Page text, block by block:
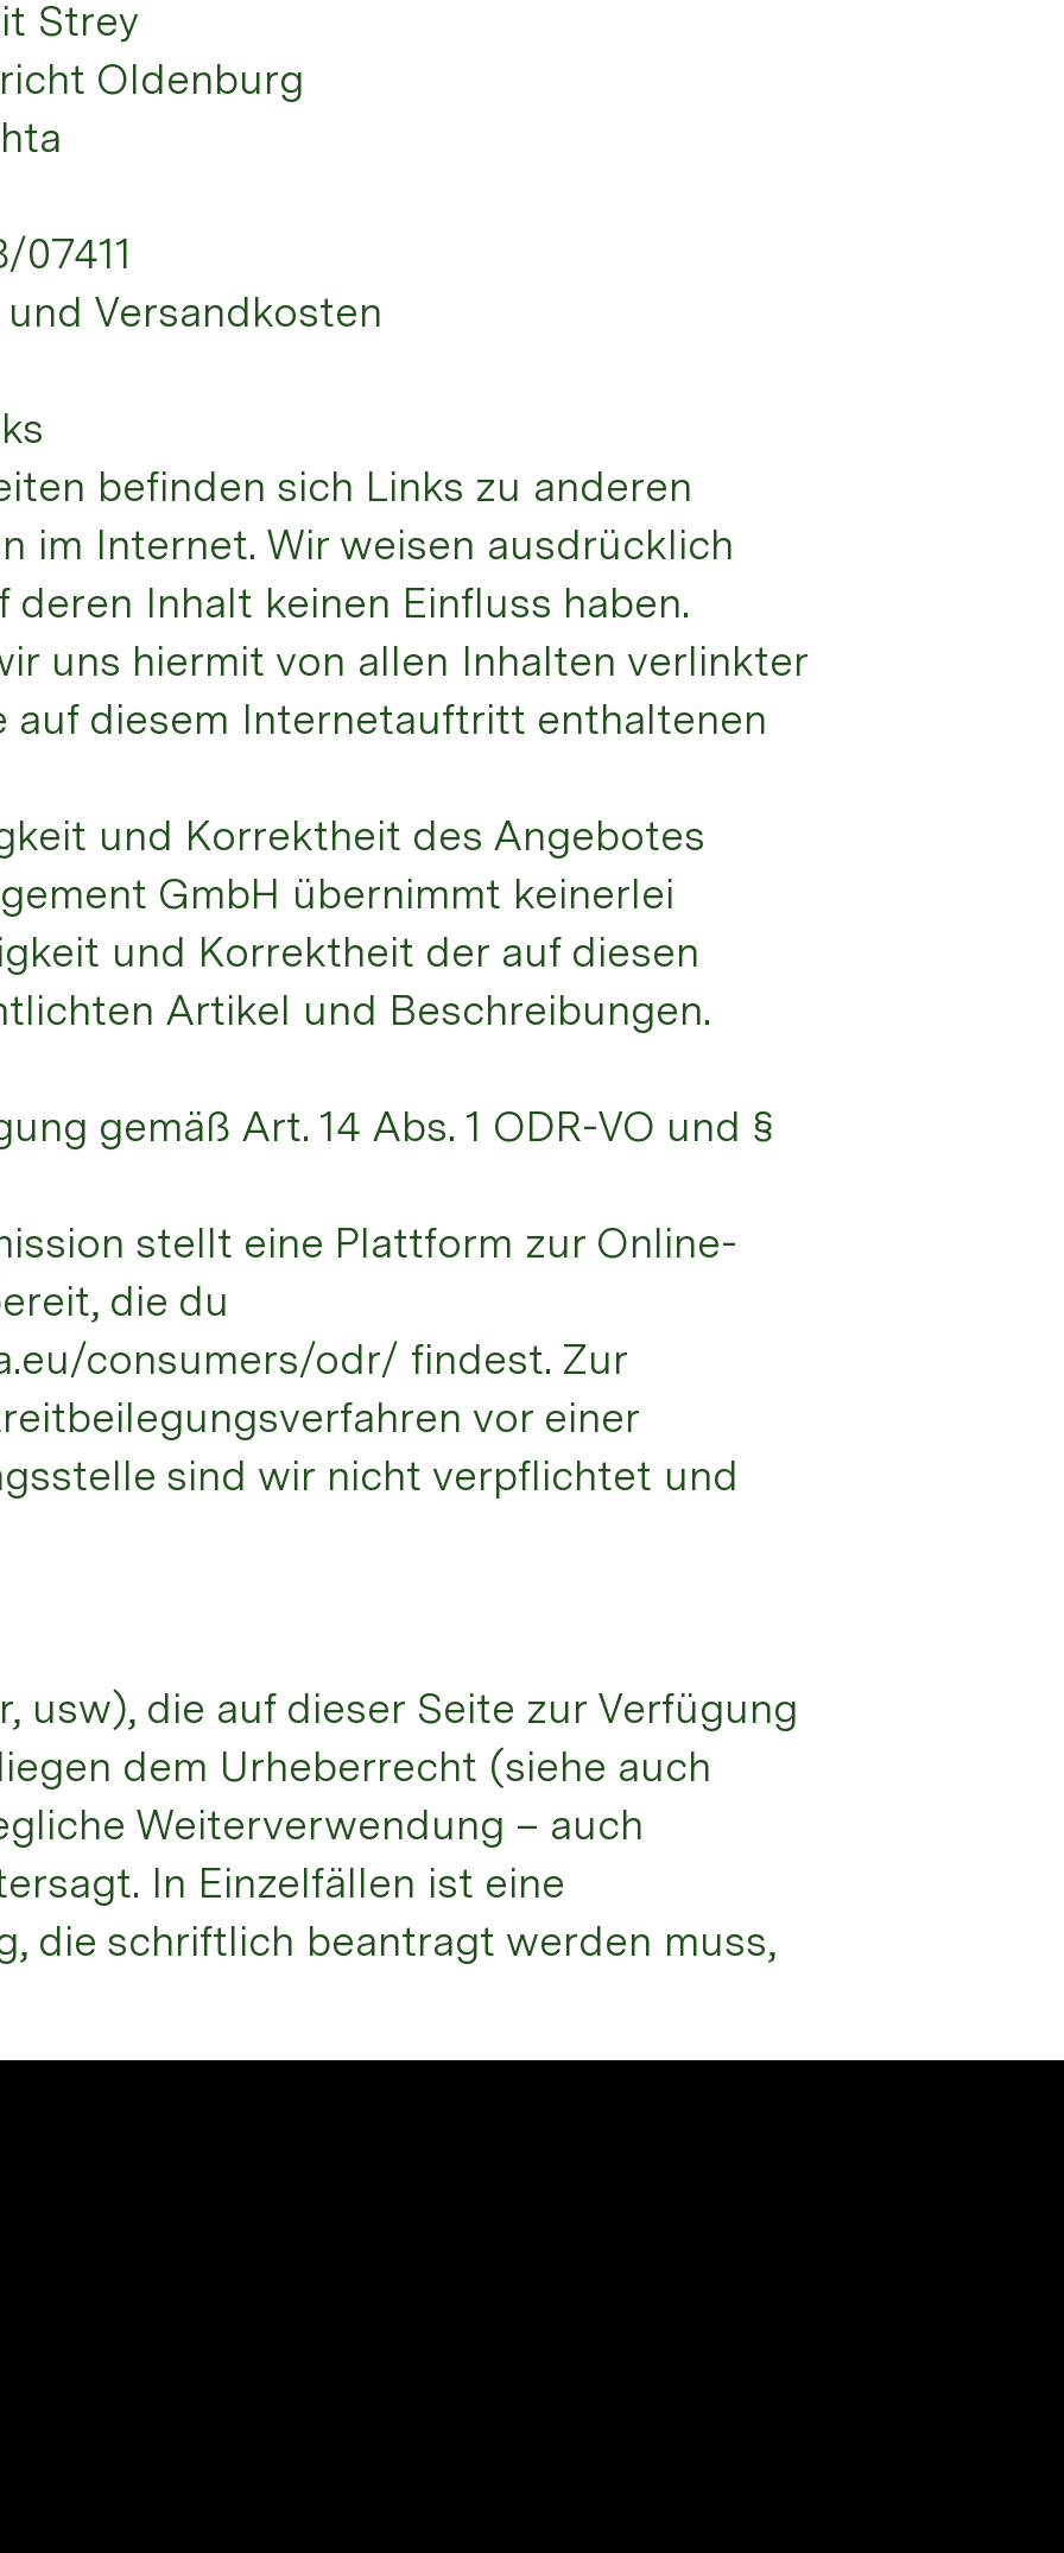
Strey
Oldenburg
Versandkosten
befinden sich Links zu anderen
im Internet. Wir weisen ausdrücklich
deren Inhalt keinen Einfluss haben.
uns hiermit von allen Inhalten verlinkter
auf diesem Internetauftritt enthaltenen
und Korrektheit des Angebotes
GmbH übernimmt keinerlei
und Korrektheit der auf diesen
Artikel und Beschreibungen.
gemäß Art. 14 Abs. 1 ODR-VO und §
stellt eine Plattform zur Online-
die du
consumers/odr/ findest. Zur
vor einer
sind wir nicht verpflichtet und
usw), die auf dieser Seite zur Verfügung
dem Urheberrecht (siehe auch
Weiterverwendung – auch
In Einzelfällen ist eine
die schriftlich beantragt werden muss,